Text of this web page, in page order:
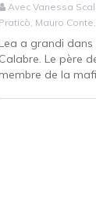
Avec Vanessa
Praticò, Mauro
Lea a grandi dans
Calabre. Le père
de la